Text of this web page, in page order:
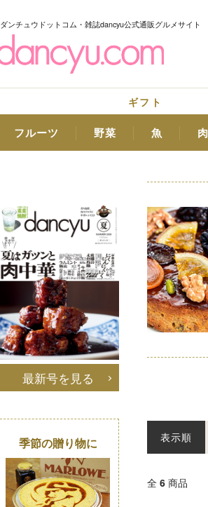
ダンチュウドットコム・雑誌dancyu公式通販グルメサイト
ギフト
フルーツ 野菜 魚 肉
表示順
全 6 商品
最新号を見る
季節の贈り物に